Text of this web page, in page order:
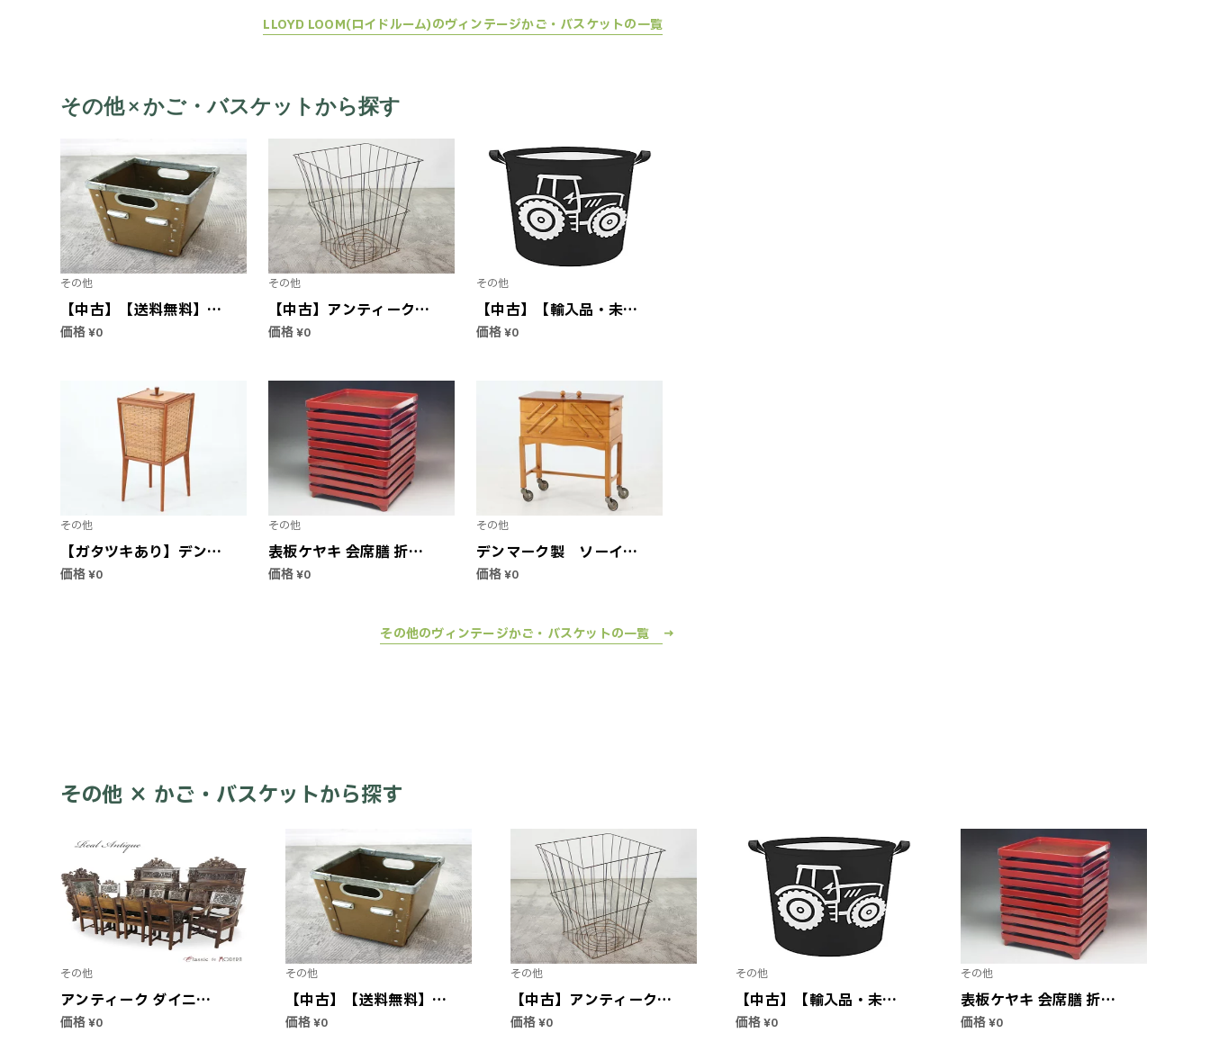
ボックス イギリス 中古
品
LLOYD LOOM(ロイドルーム)のヴィンテージかご・バスケットの一覧
その他 × かご・バスケットから探す
その他
【中古】【送料無料】ア
ンティーク ペーパーボ
ジ 紙製 輸入家具 アメリ
価格¥0
その他
【中古】アンティーク
ワイヤーバスケット｜か
具 リビング収納 ダイニ
ング インテリア
価格¥0
その他
【中古】【輸入品・未使
用】ビンテージ トラク
れた服 収納容器 防水 折
りたたみ式 おもちゃ オ
ーガナイザー オフィス
寝室用
価格¥0
その他
【ガタツキあり】デンマ
ーク製 ソーイングボッ
価格¥0
その他
表板ケヤキ 会席膳 折敷
輪島塗 12膳組0942
クJAPAN japanese
antique vintage
価格¥0
その他
デンマーク製 ソーイン
グボックス ビーチ材
ク 北欧インテリア バス
ケット おもちゃ箱 収納
価格¥0
その他のヴィンテージかご・バスケットの一覧 →
その他 × かご・バスケットから探す
その他
アンティーク ダイニン
グセット テーブル アン
価格¥0
その他
【中古】【送料無料】ア
ンティーク ペーパーボ
価格¥0
その他
【中古】アンティーク
ワイヤーバスケット｜か
価格¥0
その他
【中古】【輸入品・未使
用】ビンテージ トラク
価格¥0
その他
表板ケヤキ 会席膳 折敷
輪島塗 12膳組0942
価格¥0